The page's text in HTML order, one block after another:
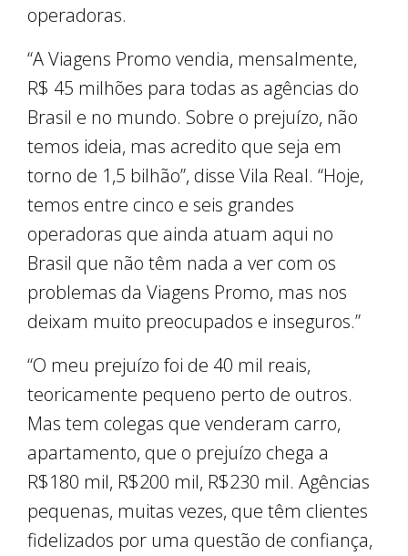
operadoras.
“A Viagens Promo vendia, mensalmente,
R$ 45 milhões para todas as agências do
Brasil e no mundo. Sobre o prejuízo, não
temos ideia, mas acredito que seja em
torno de 1,5 bilhão”, disse Vila Real. “Hoje,
temos entre cinco e seis grandes
operadoras que ainda atuam aqui no
Brasil que não têm nada a ver com os
problemas da Viagens Promo, mas nos
deixam muito preocupados e inseguros.”
“O meu prejuízo foi de 40 mil reais,
teoricamente pequeno perto de outros.
Mas tem colegas que venderam carro,
apartamento, que o prejuízo chega a
R$180 mil, R$200 mil, R$230 mil. Agências
pequenas, muitas vezes, que têm clientes
fidelizados por uma questão de confiança,